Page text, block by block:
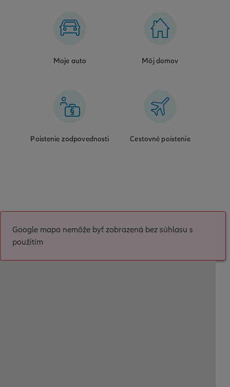
Moje auto Môj domov
Poistenie zodpovednosti Cestovné poistenie
Google mapa nemôže byť zobrazená bez súhlasu s
použitím